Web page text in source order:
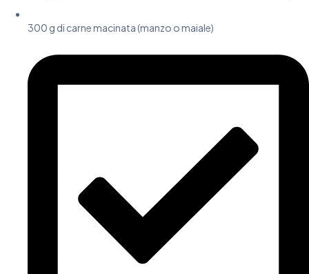
300 g di carne macinata (manzo o maiale)